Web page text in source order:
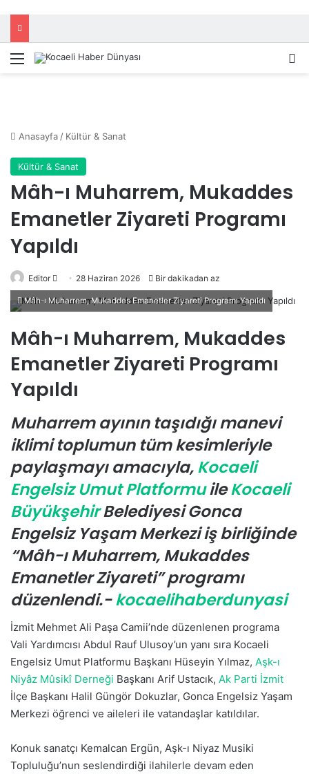
Menü
Anasayfa / Kültür & Sanat
Kültür & Sanat
Mâh-ı Muharrem, Mukaddes
Emanetler Ziyareti Programı
Yapıldı
Editor
r
p
s
a
g
n
d
e
e
k
28 Haziran 2026 Bir dakikadan az
Mâh-ı Muharrem, Mukaddes Emanetler Ziyareti Programı Yapıldı
Mâh-ı Muharrem, Mukaddes
Emanetler Ziyareti Programı
Yapıldı
Muharrem ayının taşıdığı manevi
iklimi toplumun tüm kesimleriyle
paylaşmayı amacıyla,Kocaeli
Engelsiz Umut PlatformuileKocaeli
BüyükşehirBelediyesi Gonca
Engelsiz Yaşam Merkezi iş birliğinde
“Mâh-ı Muharrem, Mukaddes
Emanetler Ziyareti” programı
düzenlendi.-kocaelihaberdunyasi
İzmit Mehmet Ali Paşa Camii’nde düzenlenen programa
Vali Yardımcısı Abdul Rauf Ulusoy’un yanı sıra Kocaeli
Engelsiz Umut Platformu Başkanı Hüseyin Yılmaz, Aşk-ı
Niyâz Mûsikî Derneği Başkanı Arif Ustacık, Ak Parti İzmit
İlçe Başkanı Halil Güngör Dokuzlar, Gonca Engelsiz Yaşam
Merkezi öğrenci ve aileleri ile vatandaşlar katıldılar.
Konuk sanatçı Kemalcan Ergün, Aşk-ı Niyaz Musiki
Topluluğu’nun seslendirdiği ilahilerle devam eden